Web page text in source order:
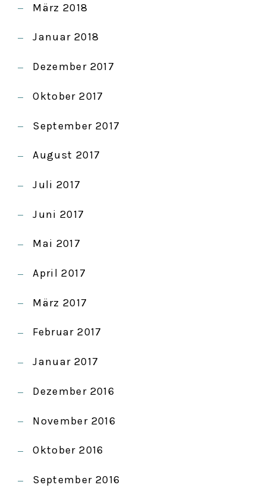
März 2018
Januar 2018
Dezember 2017
Oktober 2017
September 2017
August 2017
Juli 2017
Juni 2017
Mai 2017
April 2017
März 2017
Februar 2017
Januar 2017
Dezember 2016
November 2016
Oktober 2016
September 2016